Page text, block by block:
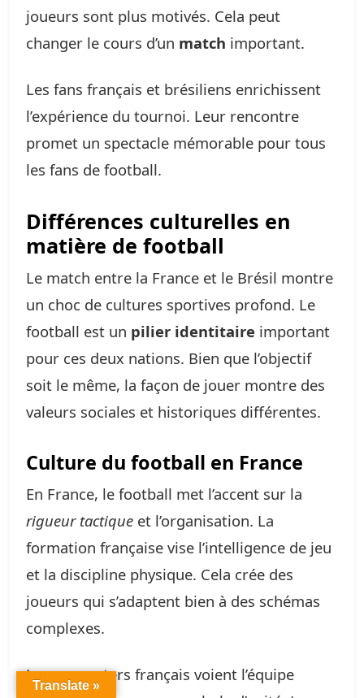
joueurs sont plus motivés. Cela peut
changer le cours d’un match important.
Les fans français et brésiliens enrichissent
l’expérience du tournoi. Leur rencontre
promet un spectacle mémorable pour tous
les fans de football.
Différences culturelles en
matière de football
Le match entre la France et le Brésil montre
un choc de cultures sportives profond. Le
football est un pilier identitaire important
pour ces deux nations. Bien que l’objectif
soit le même, la façon de jouer montre des
valeurs sociales et historiques différentes.
Culture du football en France
En France, le football met l’accent sur la
rigueur tactique et l’organisation. La
formation française vise l’intelligence de jeu
et la discipline physique. Cela crée des
joueurs qui s’adaptent bien à des schémas
complexes.
Les supporters français voient l’équipe
Translate »